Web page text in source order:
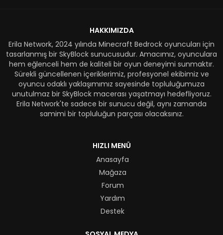
HAKKIMIZDA
Erila Network, 2024 yılında Minecraft Bedrock oyuncuları için
tasarlanmış bir SkyBlock sunucusudur. Amacımız, oyunculara
hem eğlenceli hem de kaliteli bir oyun deneyimi sunmaktır.
Sürekli güncellenen içeriklerimiz, profesyonel ekibimiz ve
oyuncu odaklı yaklaşımımız sayesinde topluluğumuza
unutulmaz bir SkyBlock macerası yaşatmayı hedefliyoruz.
Erila Network'te sadece bir sunucu değil, aynı zamanda
samimi bir topluluğun parçası olacaksınız.
HIZLI MENÜ
Anasayfa
Mağaza
Forum
Yardım
Destek